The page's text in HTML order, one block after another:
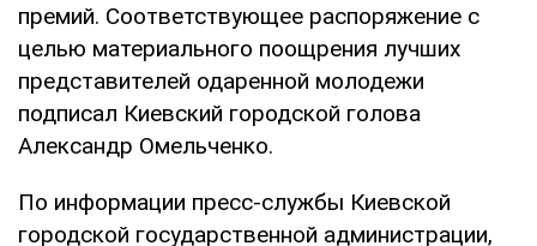
премий. Соответствующее распоряжение с
целью материального поощрения лучших
представителей одаренной молодежи
подписал Киевский городской голова
Александр Омельченко.
По информации пресс-службы Киевской
городской государственной администрации,